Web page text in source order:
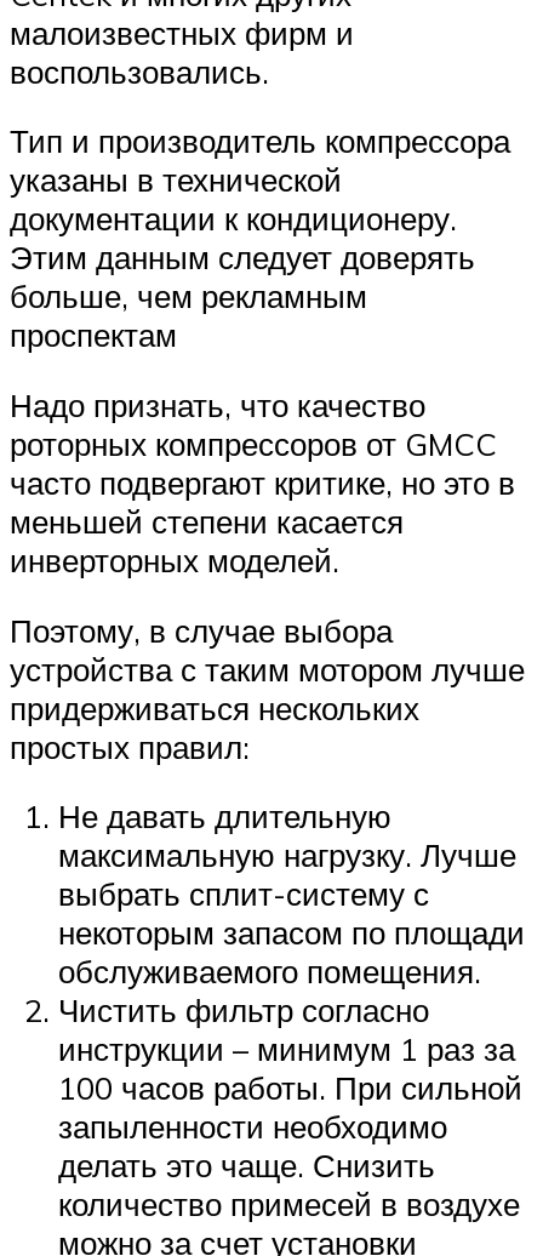
малоизвестных фирм и
воспользовались.
Тип и производитель компрессора
указаны в технической
документации к кондиционеру.
Этим данным следует доверять
больше, чем рекламным
проспектам
Надо признать, что качество
роторных компрессоров от GMCC
часто подвергают критике, но это в
меньшей степени касается
инверторных моделей.
Поэтому, в случае выбора
устройства с таким мотором лучше
придерживаться нескольких
простых правил:
Не давать длительную
максимальную нагрузку. Лучше
выбрать сплит-систему с
некоторым запасом по площади
обслуживаемого помещения.
Чистить фильтр согласно
инструкции – минимум 1 раз за
100 часов работы. При сильной
запыленности необходимо
делать это чаще. Снизить
количество примесей в воздухе
можно за счет установки